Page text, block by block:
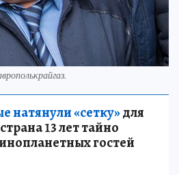
натянули «сетку»для
13 лет тайно
гостей